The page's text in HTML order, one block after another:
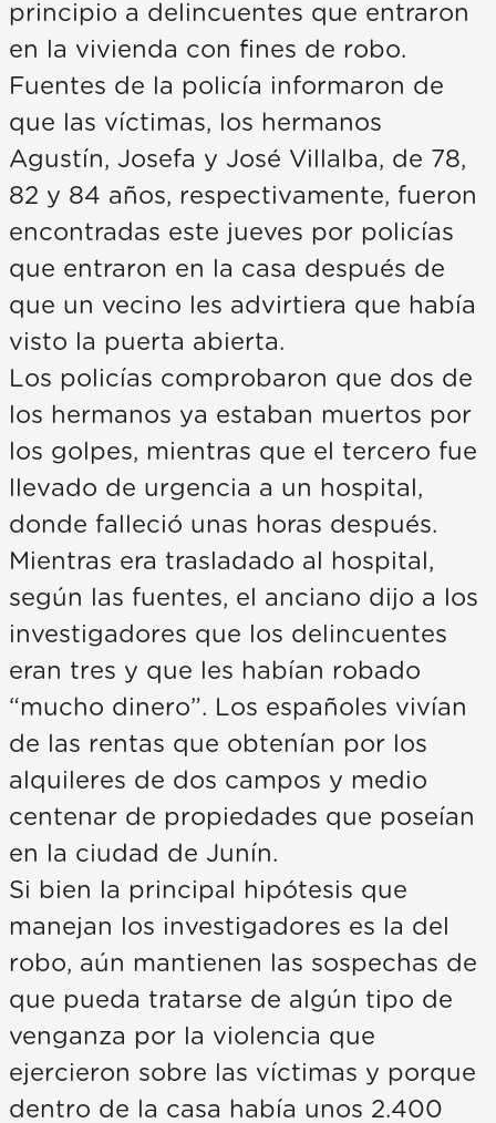
principio a delincuentes que entraron
en la vivienda con fines de robo.
Fuentes de la policía informaron de
que las víctimas, los hermanos
Agustín, Josefa y José Villalba, de 78,
82 y 84 años, respectivamente, fueron
encontradas este jueves por policías
que entraron en la casa después de
que un vecino les advirtiera que había
visto la puerta abierta.
Los policías comprobaron que dos de
los hermanos ya estaban muertos por
los golpes, mientras que el tercero fue
llevado de urgencia a un hospital,
donde falleció unas horas después.
Mientras era trasladado al hospital,
según las fuentes, el anciano dijo a los
investigadores que los delincuentes
eran tres y que les habían robado
“mucho dinero”. Los españoles vivían
de las rentas que obtenían por los
alquileres de dos campos y medio
centenar de propiedades que poseían
en la ciudad de Junín.
Si bien la principal hipótesis que
manejan los investigadores es la del
robo, aún mantienen las sospechas de
que pueda tratarse de algún tipo de
venganza por la violencia que
ejercieron sobre las víctimas y porque
dentro de la casa había unos 2.400